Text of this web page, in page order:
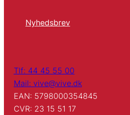
Nyhedsbrev
Tlf: 44 45 55 00
Mail: vive@vive.dk
EAN: 5798000354845
CVR: 23 15 51 17